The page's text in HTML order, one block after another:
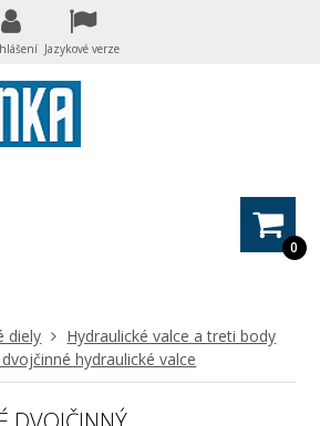
0
diely
Hydraulické valce a treti body
hydraulické valce
Jazykové verze